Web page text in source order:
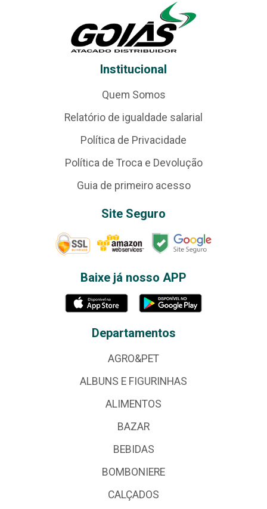
Institucional
Quem Somos
Relatório de igualdade salarial
Política de Privacidade
Política de Troca e Devolução
Guia de primeiro acesso
Site Seguro
Baixe já nosso APP
Departamentos
AGRO&PET
ALBUNS E FIGURINHAS
ALIMENTOS
BAZAR
BEBIDAS
BOMBONIERE
CALÇADOS